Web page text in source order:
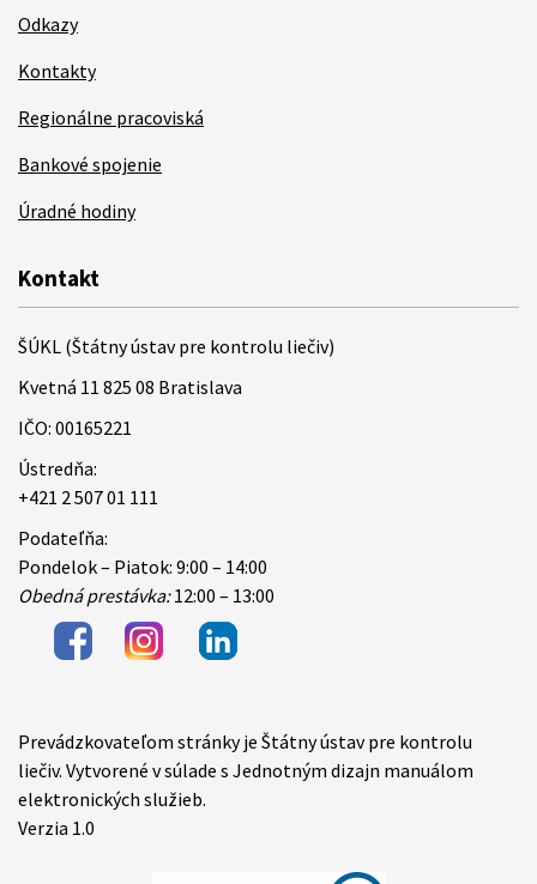
Odkazy
Kontakty
Regionálne pracoviská
Bankové spojenie
Úradné hodiny
Kontakt
ŠÚKL (Štátny ústav pre kontrolu liečiv)
Kvetná 11 825 08 Bratislava
IČO: 00165221
Ústredňa:
+421 2 507 01 111
Podateľňa:
Pondelok – Piatok: 9:00 – 14:00
Obedná prestávka:12:00 – 13:00
Items
Prevádzkovateľom stránky je Štátny ústav pre kontrolu
liečiv. Vytvorené v súlade s Jednotným dizajn manuálom
elektronických služieb.
Verzia 1.0